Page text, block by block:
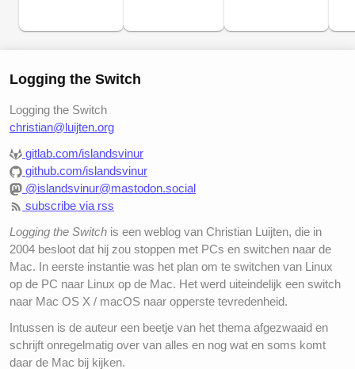
Logging the Switch
Logging the Switch
christian@luijten.org
gitlab.com/islandsvinur
github.com/islandsvinur
@islandsvinur@mastodon.social
subscribe via rss
Logging the Switch is een weblog van Christian Luijten, die in
2004 besloot dat hij zou stoppen met PCs en switchen naar de
Mac. In eerste instantie was het plan om te switchen van Linux
op de PC naar Linux op de Mac. Het werd uiteindelijk een switch
naar Mac OS X / macOS naar opperste tevredenheid.
Intussen is de auteur een beetje van het thema afgezwaaid en
schrijft onregelmatig over van alles en nog wat en soms komt
daar de Mac bij kijken.